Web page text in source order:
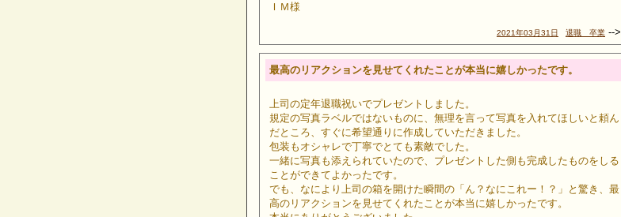
ＩＭ様
2021年03月31日 退職 卒業 -->
最高のリアクションを見せてくれたことが本当に嬉しかったです。
上司の定年退職祝いでプレゼントしました。
規定の写真ラベルではないものに、無理を言って写真を入れてほしいと頼ん
だところ、すぐに希望通りに作成していただきました。
包装もオシャレで丁寧でとても素敵でした。
一緒に写真も添えられていたので、プレゼントした側も完成したものをしる
ことができてよかったです。
でも、なにより上司の箱を開けた瞬間の「ん？なにこれー！？」と驚き、最
高のリアクションを見せてくれたことが本当に嬉しかったです。